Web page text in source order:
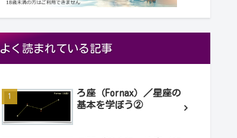
よく読まれている記事
ろ座（Fornax）／星座の
基本を学ぼう②